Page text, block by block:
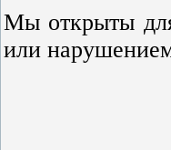
Мы открыты
или